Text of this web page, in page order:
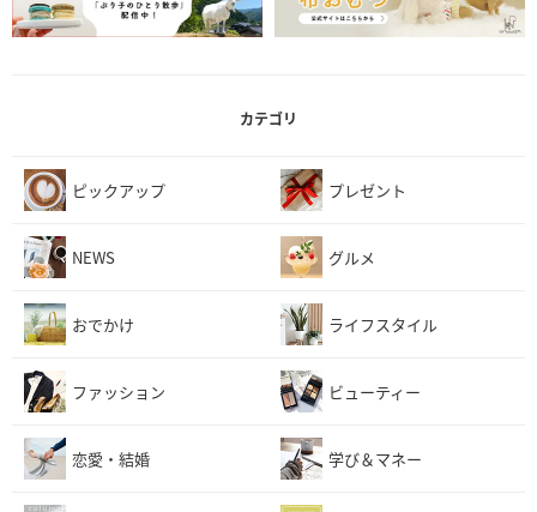
カテゴリ
ピックアップ プレゼント
NEWS グルメ
おでかけ ライフスタイル
ファッション ビューティー
恋愛・結婚 学び＆マネー